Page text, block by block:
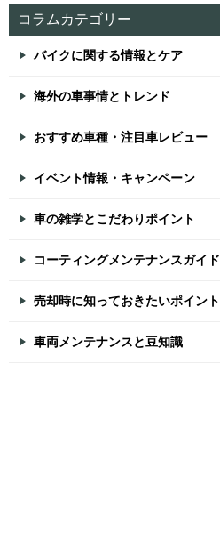
コラムカテゴリー
バイクに関する情報とケア
海外の車事情とトレンド
おすすめ車種・注目車レビュー
イベント情報・キャンペーン
車の雑学とこだわりポイント
コーティングメンテナンスガイド
売却時に知っておきたいポイント
車両メンテナンスと豆知識